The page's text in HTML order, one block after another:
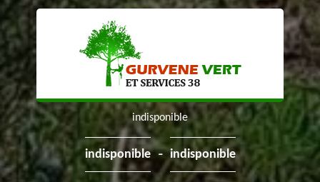
indisponible
indisponible - indisponible